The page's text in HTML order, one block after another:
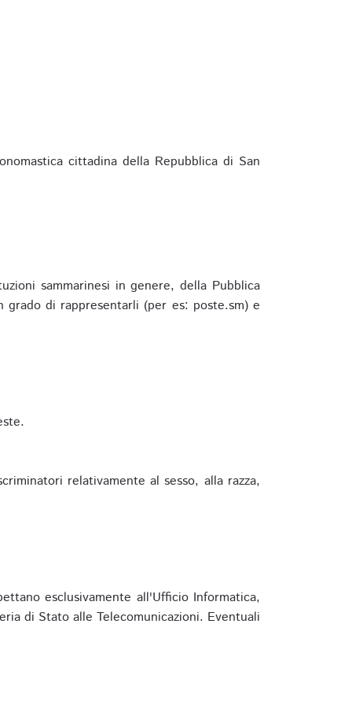
cittadina della Repubblica di San
sammarinesi in genere, della Pubblica
di rappresentarli (per es: poste.sm) e
relativamente al sesso, alla razza,
esclusivamente all'Ufficio Informatica,
di Stato alle Telecomunicazioni. Eventuali